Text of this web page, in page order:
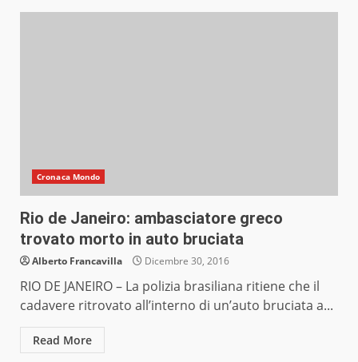
Cronaca Mondo
Rio de Janeiro: ambasciatore greco
trovato morto in auto bruciata
Alberto Francavilla Dicembre 30, 2016
RIO DE JANEIRO – La polizia brasiliana ritiene che il
cadavere ritrovato all’interno di un’auto bruciata a...
Read More